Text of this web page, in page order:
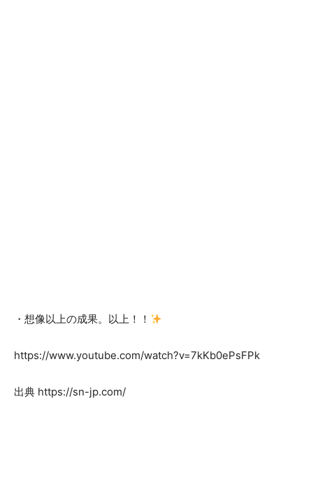
・想像以上の成果。以上！！
https://www.youtube.com/watch?v=7kKb0ePsFPk
出典 https://sn-jp.com/